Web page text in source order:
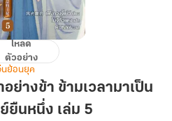
โหลด
ตัวอย่าง
นย้อนยุค
ย่างข้า ข้ามเวลามาเป็น
ยืนหนึ่ง เล่ม 5